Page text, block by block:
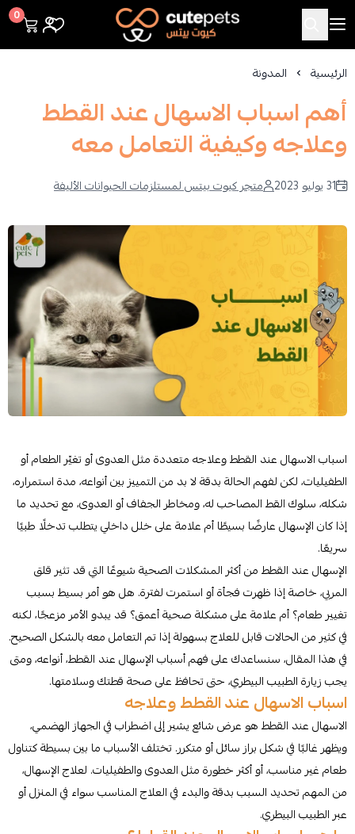
Cutepets
0
الرئيسية المدونة
أهم اسباب الاسهال عند القطط
وعلاجه وكيفية التعامل معه
31 يوليو 2023 متجر كيوت بيتس لمستلزمات الحيوانات الأليفة
اسباب الاسهال عند القطط وعلاجه متعددة مثل العدوى أو تغيّر الطعام أو
الطفيليات، لكن لفهم الحالة بدقة لا بد من التمييز بين أنواعه، مدة استمراره،
شكله، سلوك القط المصاحب له، ومخاطر الجفاف أو العدوى، مع تحديد ما
إذا كان الإسهال عارضًا بسيطًا أم علامة على خلل داخلي يتطلب تدخلًا طبيًا
سريعًا.
الإسهال عند القطط من أكثر المشكلات الصحية شيوعًا التي قد تثير قلق
المربي، خاصة إذا ظهرت فجأة أو استمرت لفترة. هل هو أمر بسيط بسبب
تغيير طعام؟ أم علامة على مشكلة صحية أعمق؟ قد يبدو الأمر مزعجًا، لكنه
في كثير من الحالات قابل للعلاج بسهولة إذا تم التعامل معه بالشكل الصحيح.
في هذا المقال، سنساعدك على فهم أسباب الإسهال عند القطط، أنواعه، ومتى
يجب زيارة الطبيب البيطري، حتى تحافظ على صحة قطتك وسلامتها.
اسباب الاسهال عند القطط وعلاجه
الاسهال عند القطط هو عرض شائع يشير إلى اضطراب في الجهاز الهضمي،
ويظهر غالبًا في شكل براز سائل أو متكرر. تختلف الأسباب ما بين بسيطة كتناول
طعام غير مناسب، أو أكثر خطورة مثل العدوى والطفيليات. لعلاج الإسهال،
من المهم تحديد السبب بدقة والبدء في العلاج المناسب سواء في المنزل أو
عبر الطبيب البيطري.